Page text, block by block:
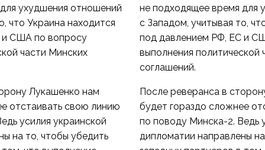
ухудшения отношений
что Украина находится
и США по вопросу
части Минских
Лукашенко нам
отстаивать свою линию
усилия украинской
на то, чтобы убедить
не подходящее время для
с Западом, учитывая то,
под давлением РФ, ЕС и
выполнения политической
соглашений.
После реверанса в
будет гораздо сложнее
по поводу Минска-2. Ведь
дипломатии направлены